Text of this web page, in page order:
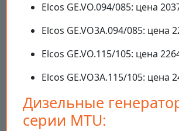
Elcos GE.VO.094/085: цена
Elcos GE.VO3A.094/085: цена
Elcos GE.VO.115/105: цена
Elcos GE.VO3A.115/105: цена
Дизельные
серии MTU: